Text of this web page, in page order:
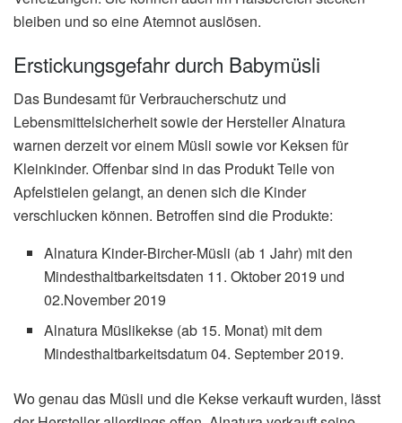
bleiben und so eine Atemnot auslösen.
Erstickungsgefahr durch Babymüsli
Das Bundesamt für Verbraucherschutz und
Lebensmittelsicherheit sowie der Hersteller Alnatura
warnen derzeit vor einem Müsli sowie vor Keksen für
Kleinkinder. Offenbar sind in das Produkt Teile von
Apfelstielen gelangt, an denen sich die Kinder
verschlucken können. Betroffen sind die Produkte:
Alnatura Kinder-Bircher-Müsli (ab 1 Jahr) mit den
Mindesthaltbarkeitsdaten 11. Oktober 2019 und
02.November 2019
Alnatura Müslikekse (ab 15. Monat) mit dem
Mindesthaltbarkeitsdatum 04. September 2019.
Wo genau das Müsli und die Kekse verkauft wurden, lässt